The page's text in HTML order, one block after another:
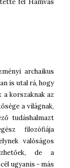
fel Hamvas
archaikus
is utal rá, hogy
a korszaknak az
a világnak,
tudáshalmazt
filozófiája
valóságos
de a
ugyanis - más